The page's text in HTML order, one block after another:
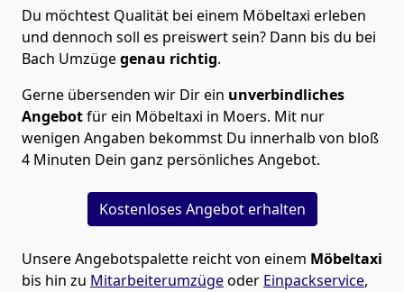
Du möchtest Qualität bei einem Möbeltaxi erleben
und dennoch soll es preiswert sein? Dann bis du bei
Bach Umzügegenau richtig.
Gerne übersenden wir Dir ein unverbindliches
Angebotfür ein Möbeltaxi in Moers. Mit nur
wenigen Angaben bekommst Du innerhalb von bloß
4 Minuten Dein ganz persönliches Angebot.
Kostenloses Angebot erhalten
Unsere Angebotspalette reicht von einem Möbeltaxi
bis hin zu Mitarbeiterumzügeoder Einpackservice,